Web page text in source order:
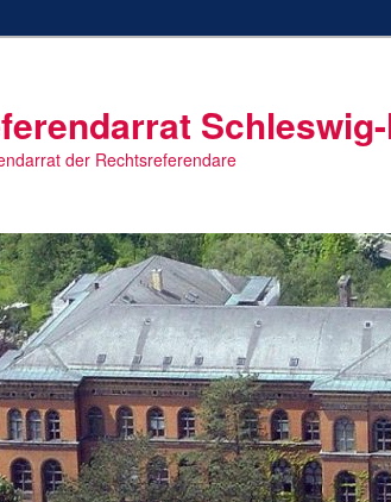
der Rechtsreferendare